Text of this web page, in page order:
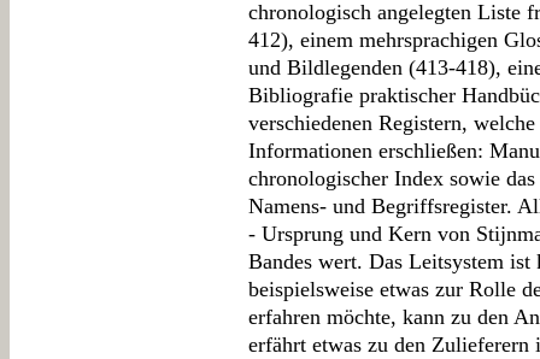
chronologisch angelegten Liste
412), einem mehrsprachigen
und Bildlegenden (413-418),
Bibliografie praktischer
verschiedenen Registern,
Informationen erschließen:
chronologischer Index sowie
Namens- und Begriffsregister.
- Ursprung und Kern von
Bandes wert. Das Leitsystem
beispielsweise etwas zur Rolle
erfahren möchte, kann zu den
erfährt etwas zu den